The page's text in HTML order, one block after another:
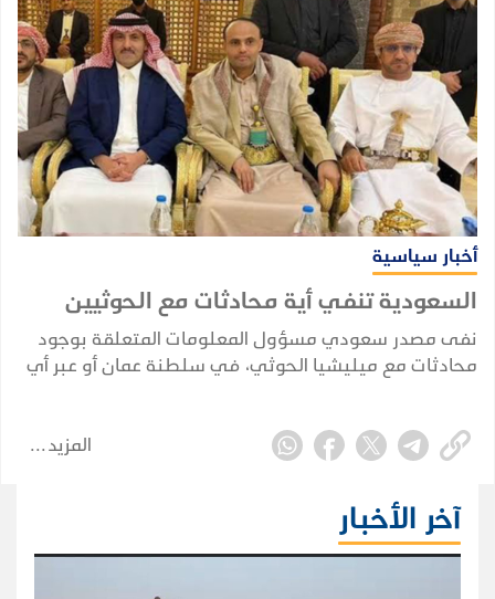
أخبار سياسية
السعودية تنفي أية محادثات مع الحوثيين
نفى مصدر سعودي مسؤول المعلومات المتعلقة بوجود
محادثات مع ميليشيا الحوثي، في سلطنة عمان أو عبر أي
المزيد
آخر الأخبار